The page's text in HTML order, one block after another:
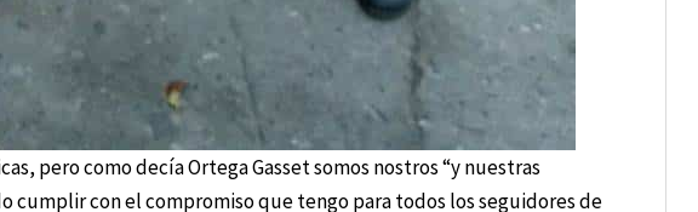
pero como decía Ortega Gasset somos nostros “y nuestras
cumplir con el compromiso que tengo para todos los seguidores de